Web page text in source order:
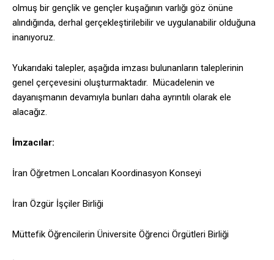
olmuş bir gençlik ve gençler kuşağının varlığı göz önüne
alındığında, derhal gerçekleştirilebilir ve uygulanabilir olduğuna
inanıyoruz.
Yukarıdaki talepler, aşağıda imzası bulunanların taleplerinin
genel çerçevesini oluşturmaktadır. Mücadelenin ve
dayanışmanın devamıyla bunları daha ayrıntılı olarak ele
alacağız.
İmzacılar:
İran Öğretmen Loncaları Koordinasyon Konseyi
İran Özgür İşçiler Birliği
Müttefik Öğrencilerin Üniversite Öğrenci Örgütleri Birliği